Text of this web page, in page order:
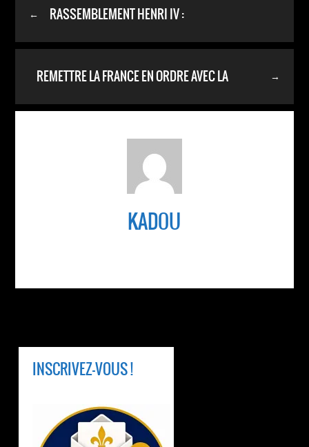
← RASSEMBLEMENT HENRI IV :
→
REMETTRE LA FRANCE EN ORDRE AVEC LA
KADOU
INSCRIVEZ-VOUS !